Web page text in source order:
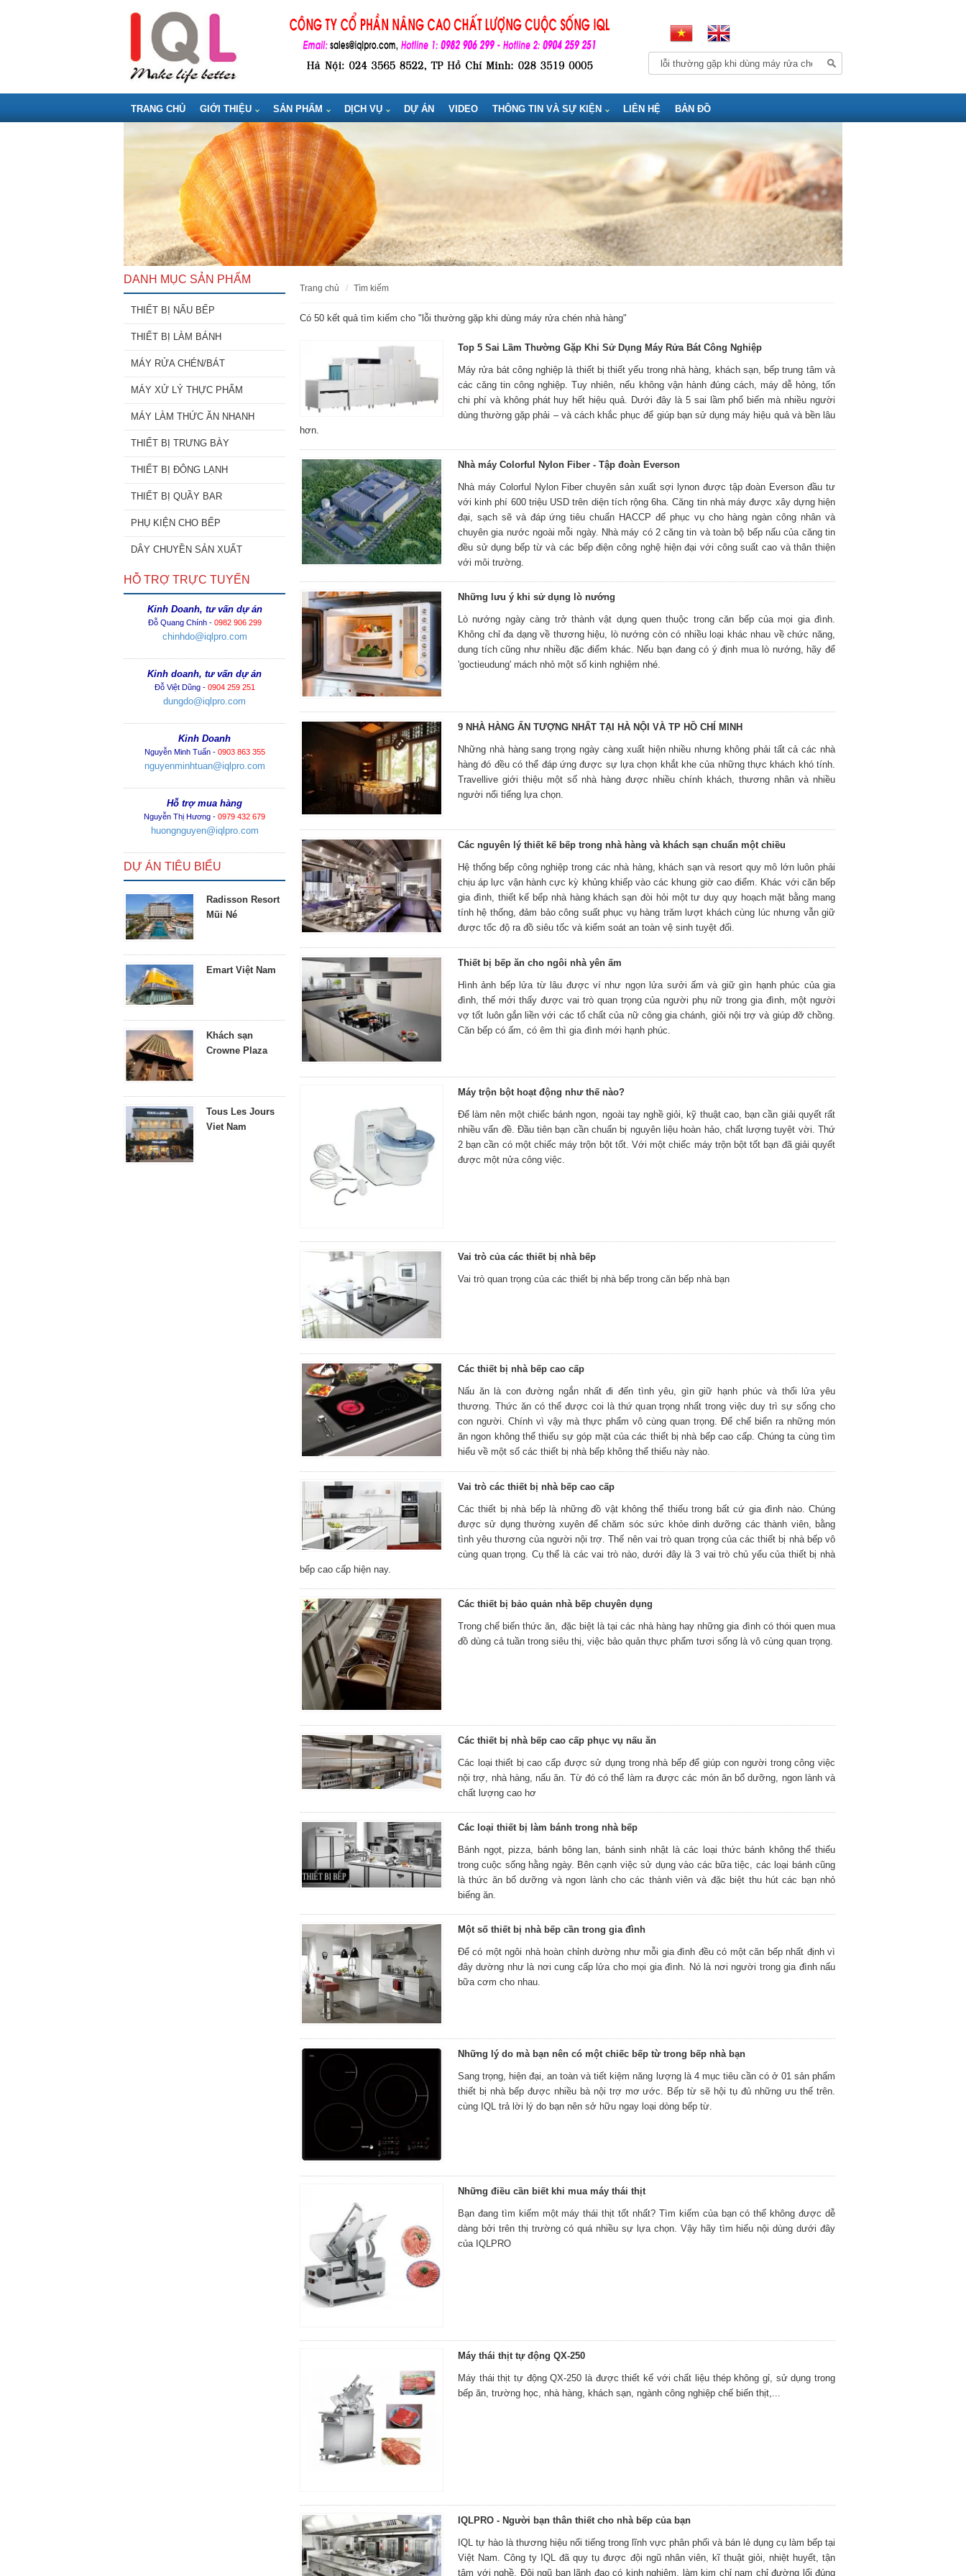
TRANG CHỦ GIỚI THIỆU SẢN PHẨM DỊCH VỤ DỰ ÁN VIDEO THÔNG TIN VÀ SỰ KIỆN LIÊN HỆ BẢN ĐỒ
DANH MỤC SẢN PHẨM
THIẾT BỊ NẤU BẾP
THIẾT BỊ LÀM BÁNH
MÁY RỬA CHÉN/BÁT
MÁY XỬ LÝ THỰC PHẨM
MÁY LÀM THỨC ĂN NHANH
THIẾT BỊ TRƯNG BÀY
THIẾT BỊ ĐÔNG LẠNH
THIẾT BỊ QUẦY BAR
PHỤ KIỆN CHO BẾP
DÂY CHUYỀN SẢN XUẤT
HỖ TRỢ TRỰC TUYẾN
Kinh Doanh, tư vấn dự án
Đỗ Quang Chính - 0982 906 299
chinhdo@iqlpro.com
Kinh doanh, tư vấn dự án
Đỗ Việt Dũng - 0904 259 251
dungdo@iqlpro.com
Kinh Doanh
Nguyễn Minh Tuấn - 0903 863 355
nguyenminhtuan@iqlpro.com
Hỗ trợ mua hàng
Nguyễn Thị Hương - 0979 432 679
huongnguyen@iqlpro.com
DỰ ÁN TIÊU BIỂU
Radisson Resort
Mũi Né
Emart Việt Nam
Khách sạn
Crowne Plaza
Tous Les Jours
Viet Nam
trang chủ tìm kiếm
Có 50 kết quả tìm kiếm cho " lỗi thường gặp khi dùng máy rửa chén nhà hàng"
Top 5 Sai Lầm Thường Gặp Khi Sử Dụng Máy Rửa Bát Công Nghiệp
Máy rửa bát công nghiệp là thiết bị thiết yếu trong nhà hàng, khách sạn, bếp trung tâm và
các căng tin công nghiệp. Tuy nhiên, nếu không vận hành đúng cách, máy dễ hỏng, tốn
chi phí và không phát huy hết hiệu quả. Dưới đây là 5 sai lầm phổ biến mà nhiều người
dùng thường gặp phải – và cách khắc phục để giúp bạn sử dụng máy hiệu quả và bền lâu
hơn.
Nhà máy Colorful Nylon Fiber - Tập đoàn Everson
Nhà máy Colorful Nylon Fiber chuyên sản xuất sợi lynon được tập đoàn Everson đầu tư
với kinh phí 600 triệu USD trên diện tích rộng 6ha. Căng tin nhà máy được xây dựng hiện
đại, sạch sẽ và đáp ứng tiêu chuẩn HACCP để phục vụ cho hàng ngàn công nhân và
chuyên gia nước ngoài mỗi ngày. Nhà máy có 2 căng tin và toàn bộ bếp nấu của căng tin
đều sử dụng bếp từ và các bếp điện công nghệ hiện đại với công suất cao và thân thiện
với môi trường.
Những lưu ý khi sử dụng lò nướng
Lò nướng ngày càng trở thành vật dụng quen thuộc trong căn bếp của mọi gia đình.
Không chỉ đa dạng về thương hiệu, lò nướng còn có nhiều loại khác nhau về chức năng,
dung tích cũng như nhiều đặc điểm khác. Nếu bạn đang có ý định mua lò nướng, hãy để
'goctieudung' mách nhỏ một số kinh nghiệm nhé.
9 NHÀ HÀNG ẤN TƯỢNG NHẤT TẠI HÀ NỘI VÀ TP HỒ CHÍ MINH
Những nhà hàng sang trọng ngày càng xuất hiện nhiều nhưng không phải tất cả các nhà
hàng đó đều có thể đáp ứng được sự lựa chọn khắt khe của những thực khách khó tính.
Travellive giới thiệu một số nhà hàng được nhiều chính khách, thương nhân và nhiều
người nổi tiếng lựa chọn.
Các nguyên lý thiết kế bếp trong nhà hàng và khách sạn chuẩn một chiều
Hệ thống bếp công nghiệp trong các nhà hàng, khách sạn và resort quy mô lớn luôn phải
chịu áp lực vận hành cực kỳ khủng khiếp vào các khung giờ cao điểm. Khác với căn bếp
gia đình, thiết kế bếp nhà hàng khách sạn đòi hỏi một tư duy quy hoạch mặt bằng mang
tính hệ thống, đảm bảo công suất phục vụ hàng trăm lượt khách cùng lúc nhưng vẫn giữ
được tốc độ ra đồ siêu tốc và kiểm soát an toàn vệ sinh tuyệt đối.
Thiết bị bếp ăn cho ngôi nhà yên ấm
Hình ảnh bếp lửa từ lâu được ví như ngọn lửa sưởi ấm và giữ gìn hạnh phúc của gia
đình, thế mới thấy được vai trò quan trọng của người phụ nữ trong gia đình, một người
vợ tốt luôn gắn liền với các tố chất của nữ công gia chánh, giỏi nội trợ và giúp đỡ chồng.
Căn bếp có ấm, có êm thì gia đình mới hạnh phúc.
Máy trộn bột hoạt động như thế nào?
Để làm nên một chiếc bánh ngon, ngoài tay nghề giỏi, kỹ thuật cao, bạn cần giải quyết rất
nhiều vấn đề. Đầu tiên bạn cần chuẩn bị nguyên liệu hoàn hảo, chất lượng tuyệt vời. Thứ
2 bạn cần có một chiếc máy trộn bột tốt. Với một chiếc máy trộn bột tốt bạn đã giải quyết
được một nửa công việc.
Vai trò của các thiết bị nhà bếp
Vai trò quan trọng của các thiết bị nhà bếp trong căn bếp nhà bạn
Các thiết bị nhà bếp cao cấp
Nấu ăn là con đường ngắn nhất đi đến tình yêu, gìn giữ hạnh phúc và thổi lửa yêu
thương. Thức ăn có thể được coi là thứ quan trọng nhất trong việc duy trì sự sống cho
con người. Chính vì vậy mà thực phẩm vô cùng quan trọng. Để chế biển ra những món
ăn ngon không thể thiếu sự góp mặt của các thiết bị nhà bếp cao cấp. Chúng ta cùng tìm
hiểu về một số các thiết bị nhà bếp không thể thiếu này nào.
Vai trò các thiết bị nhà bếp cao cấp
Các thiết bị nhà bếp là những đồ vật không thể thiếu trong bất cứ gia đình nào. Chúng
được sử dụng thường xuyên để chăm sóc sức khỏe dinh dưỡng các thành viên, bằng
tình yêu thương của người nội trợ. Thế nên vai trò quan trọng của các thiết bị nhà bếp vô
cùng quan trọng. Cụ thể là các vai trò nào, dưới đây là 3 vai trò chủ yếu của thiết bị nhà
bếp cao cấp hiện nay.
Các thiết bị bảo quản nhà bếp chuyên dụng
Trong chế biến thức ăn, đặc biệt là tại các nhà hàng hay những gia đình có thói quen mua
đồ dùng cả tuần trong siêu thị, việc bảo quản thực phẩm tươi sống là vô cùng quan trọng.
Các thiết bị nhà bếp cao cấp phục vụ nấu ăn
Các loại thiết bị cao cấp được sử dụng trong nhà bếp để giúp con người trong công việc
nội trợ, nhà hàng, nấu ăn. Từ đó có thể làm ra được các món ăn bổ dưỡng, ngon lành và
chất lượng cao hơ
Các loại thiết bị làm bánh trong nhà bếp
Bánh ngọt, pizza, bánh bông lan, bánh sinh nhật là các loại thức bánh không thể thiếu
trong cuộc sống hằng ngày. Bên cạnh việc sử dụng vào các bữa tiệc, các loại bánh cũng
là thức ăn bổ dưỡng và ngon lành cho các thành viên và đặc biệt thu hút các bạn nhỏ
biếng ăn.
Một số thiết bị nhà bếp cần trong gia đình
Để có một ngôi nhà hoàn chỉnh dường như mỗi gia đình đều có một căn bếp nhất định vì
đây dường như là nơi cung cấp lửa cho mọi gia đình. Nó là nơi người trong gia đình nấu
bữa cơm cho nhau.
Những lý do mà bạn nên có một chiếc bếp từ trong bếp nhà bạn
Sang trọng, hiện đại, an toàn và tiết kiệm năng lượng là 4 mục tiêu cần có ở 01 sản phẩm
thiết bị nhà bếp được nhiều bà nội trợ mơ ước. Bếp từ sẽ hội tụ đủ những ưu thế trên.
cùng IQL trả lời lý do bạn nên sở hữu ngay loại dòng bếp từ.
Những điều cần biết khi mua máy thái thịt
Bạn đang tìm kiếm một máy thái thịt tốt nhất? Tìm kiếm của bạn có thể không được dễ
dàng bởi trên thị trường có quá nhiều sự lựa chọn. Vậy hãy tìm hiểu nội dùng dưới đây
của IQLPRO
Máy thái thịt tự động QX-250
Máy thái thịt tự động QX-250 là được thiết kế với chất liệu thép không gỉ, sử dụng trong
bếp ăn, trường học, nhà hàng, khách sạn, ngành công nghiệp chế biến thịt,...
IQLPRO - Người bạn thân thiết cho nhà bếp của bạn
IQL tự hào là thương hiệu nổi tiếng trong lĩnh vực phân phối và bán lẻ dụng cụ làm bếp tại
Việt Nam. Công ty IQL đã quy tụ được đội ngũ nhân viên, kĩ thuật giỏi, nhiệt huyết, tận
tâm với nghề. Đội ngũ ban lãnh đạo có kinh nghiệm, làm kim chỉ nam chỉ đường lối đúng